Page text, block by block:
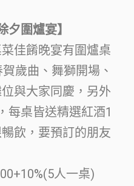
夕圍爐宴】
佳餚晚宴有圍爐桌
歲曲、舞獅開場、
與大家同慶，另外
每桌皆送精選紅酒1
飲，要預訂的朋友
人一桌)